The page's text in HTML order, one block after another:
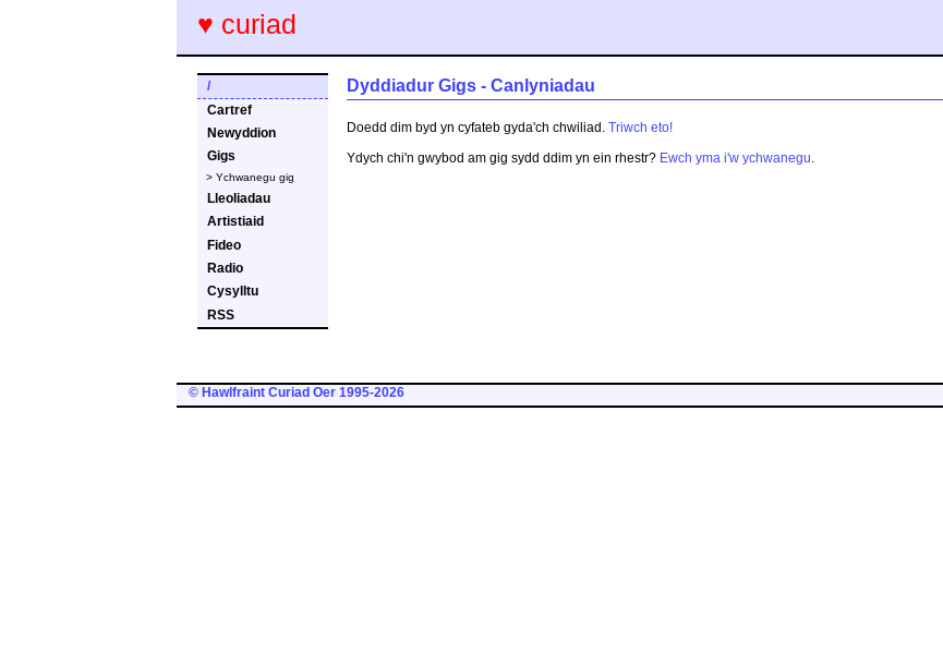
♥ curiad
/
Cartref
Newyddion
Gigs
> Ychwanegu gig
Lleoliadau
Artistiaid
Fideo
Radio
Cysylltu
RSS
Dyddiadur Gigs - Canlyniadau
Doedd dim byd yn cyfateb gyda'ch chwiliad. Triwch eto!
Ydych chi'n gwybod am gig sydd ddim yn ein rhestr? Ewch yma i'w ychwanegu.
© Hawlfraint Curiad Oer 1995-2026